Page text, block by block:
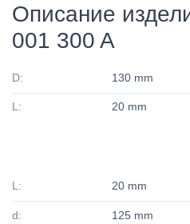
Описание
001 300 A
D: 130 mm
L: 20 mm
L: 20 mm
d: 125 mm